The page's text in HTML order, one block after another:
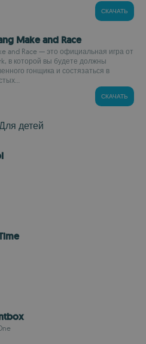
СКАЧАТЬ
Make and Race
and Race — это официальная игра от
в которой вы будете должны
гонщика и состязаться в
СКАЧАТЬ
детей